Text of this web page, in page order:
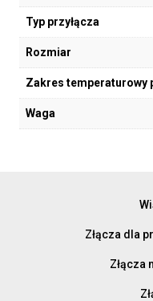
Typ przyłącza
Rozmiar
Zakres temperaturowy
Waga
Złącza dla
Złącza